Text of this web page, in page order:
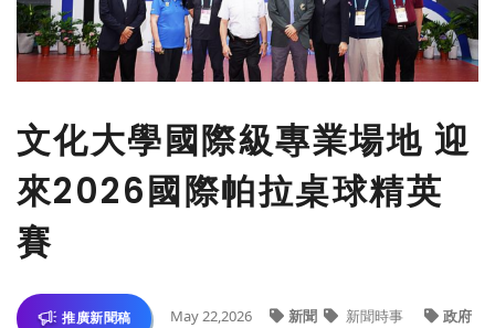
文化大學國際級專業場地 迎
來2026國際帕拉桌球精英
賽
推廣新聞稿 May 22,2026 新聞 新聞時事 政府